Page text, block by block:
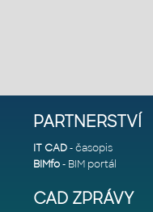
PARTNERSTVÍ
IT CAD- časopis
BIMfo- BIM portál
CAD ZPRÁVY